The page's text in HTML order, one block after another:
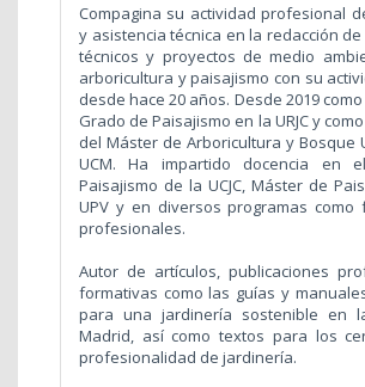
Compagina su actividad profesional
y asistencia técnica en la redacción
técnicos y proyectos de medio
arboricultura y paisajismo con su
desde hace 20 años. Desde 2019
Grado de Paisajismo en la URJC y
del Máster de Arboricultura y Bosque
UCM. Ha impartido docencia en
Paisajismo de la UCJC, Máster de
UPV y en diversos programas como
profesionales.
Autor de artículos, publicaciones
formativas como las guías y
para una jardinería sostenible en
Madrid, así como textos para los
profesionalidad de jardinería.